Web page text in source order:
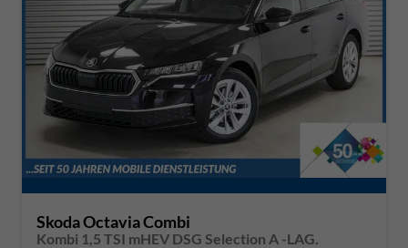
Skoda Octavia Combi
Kombi 1,5 TSI mHEV DSG Selection A -LAG.